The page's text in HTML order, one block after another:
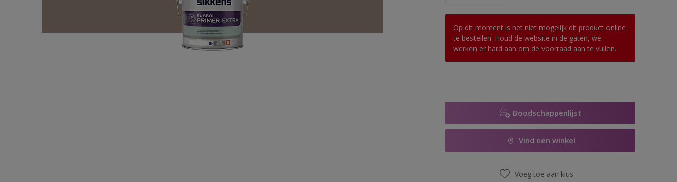
Op dit moment is het niet mogelijk dit product online
te bestellen. Houd de website in de gaten, we
werken er hard aan om de voorraad aan te vullen.
Boodschappenlijst
Vind een winkel
Voeg toe aan klus